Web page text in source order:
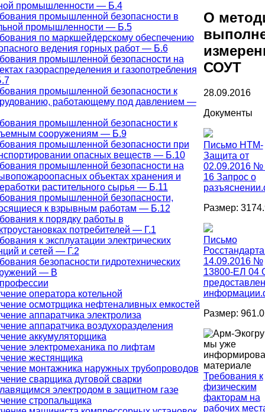
промышленности — Б.4
промышленной безопасности в
промышленности — Б.5
по маркшейдерскому обеспечению
ведения горных работ — Б.6
промышленной безопасности на
газораспределения и газопотребления
промышленной безопасности к
работающему под давлением —
промышленной безопасности к
сооружениям — Б.9
промышленной безопасности при
опасных веществ — Б.10
промышленной безопасности на
объектах хранения и
растительного сырья — Б.11
промышленной безопасности,
к взрывным работам — Б.12
к порядку работы в
потребителей — Г.1
к эксплуатации электрических
и сетей — Г.2
безопасности гидротехнических
— В
оператора котельной
осмотрщика нефтеналивных емкостей
аппаратчика электролиза
аппаратчика воздухоразделения
аккумуляторщика
электромеханика по лифтам
жестянщика
монтажника наружных трубопроводов
сварщика дуговой сварки
электродом в защитном газе
стропальщика
О
СОУТ
28.09.2016
Документы
Письмо НТМ-
Защита от
02.09.2016 №
16 Запрос о
Размер:
Письмо
14.09.2016 №
13800-ЕЛ 04
Размер:
мы уже
материале
Требования к
физическим
факторам на
рабочих